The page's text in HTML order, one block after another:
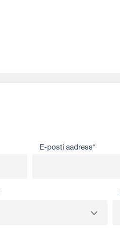
E-posti aadress*